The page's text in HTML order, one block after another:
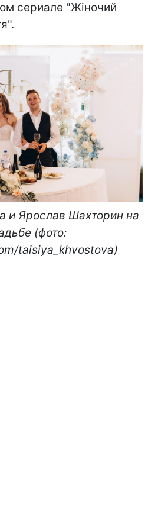
сериале "Жіночий
и Ярослав Шахторин на
(фото:
taisiya_khvostova)